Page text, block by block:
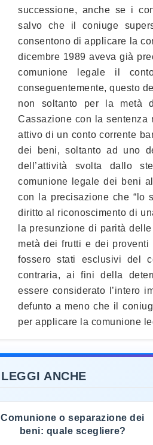
successione, anche se i
salvo che il coniuge
consentono di applicare la
dicembre 1989 aveva già
comunione legale il
conseguentemente, questo
non soltanto per la metà
Cassazione con la
attivo di un conto corrente
dei beni, soltanto ad uno
dell’attività svolta dallo
comunione legale dei beni
con la precisazione che “lo
diritto al riconoscimento di
la presunzione di parità
metà dei frutti e dei
fossero stati esclusivi del
contraria, ai fini della
essere considerato l’intero
defunto a meno che il
per applicare la comunione
LEGGI ANCHE
Comunione o separazione dei
beni: quale scegliere?